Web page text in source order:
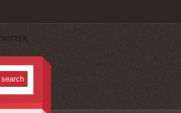
TWITTER